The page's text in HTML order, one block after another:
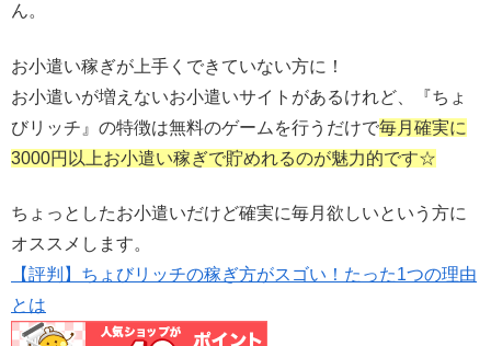
ん。
お小遣い稼ぎが上手くできていない方に！
お小遣いが増えないお小遣いサイトがあるけれど、『ちょ
びリッチ』の特徴は無料のゲームを行うだけで毎月確実に
3000円以上お小遣い稼ぎで貯めれるのが魅力的です☆
ちょっとしたお小遣いだけど確実に毎月欲しいという方に
オススメします。
【評判】ちょびリッチの稼ぎ方がスゴい！たった1つの理由
とは